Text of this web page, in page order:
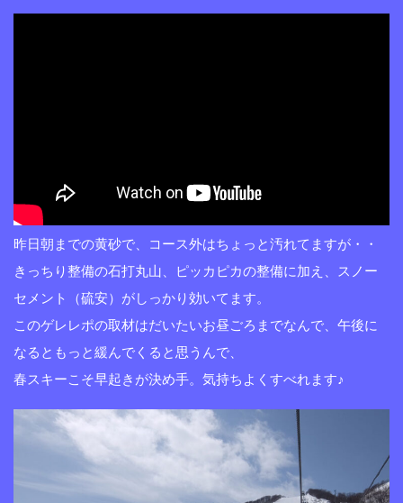
昨日朝までの黄砂で、コース外はちょっと汚れてますが・・
きっちり整備の石打丸山、ピッカピカの整備に加え、スノー
セメント（硫安）がしっかり効いてます。
このゲレレポの取材はだいたいお昼ごろまでなんで、午後に
なるともっと緩んでくると思うんで、
春スキーこそ早起きが決め手。気持ちよくすべれます♪